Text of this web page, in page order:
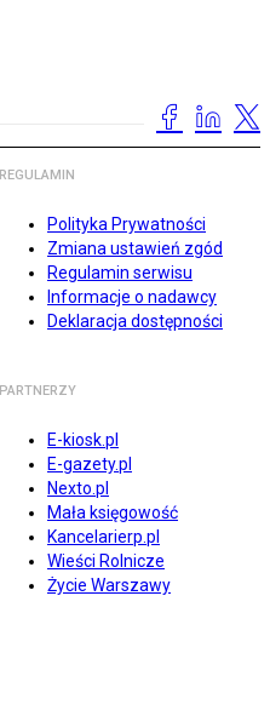
REGULAMIN
Polityka Prywatności
Zmiana ustawień zgód
Regulamin serwisu
Informacje o nadawcy
Deklaracja dostępności
PARTNERZY
E-kiosk.pl
E-gazety.pl
Nexto.pl
Mała księgowość
Kancelarierp.pl
Wieści Rolnicze
Życie Warszawy